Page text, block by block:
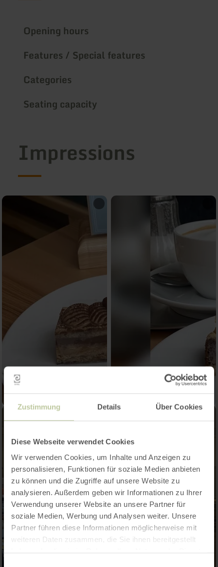
Zustimmung Details Über Cookies
Diese Webseite verwendet Cookies
Wir verwenden Cookies, um Inhalte und Anzeigen zu
personalisieren, Funktionen für soziale Medien anbieten
zu können und die Zugriffe auf unsere Website zu
analysieren. Außerdem geben wir Informationen zu Ihrer
Verwendung unserer Website an unsere Partner für
soziale Medien, Werbung und Analysen weiter. Unsere
Partner führen diese Informationen möglicherweise mit
weiteren Daten zusammen, die Sie ihnen bereitgestellt
Opening hours
Features / Special features
Categories
Seating capacity
Impressions